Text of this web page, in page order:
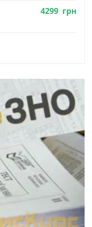
4299 грн